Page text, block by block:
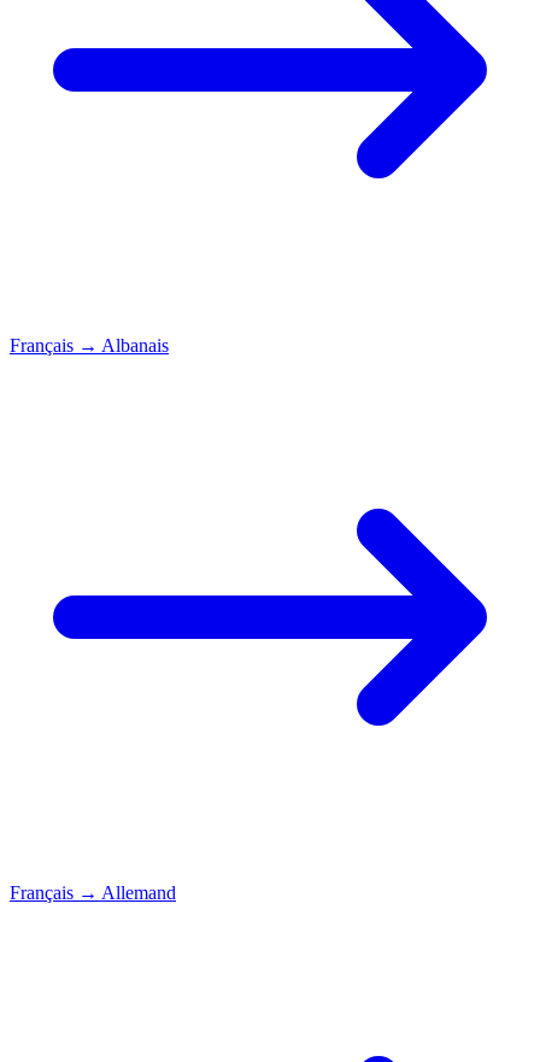
Français → Albanais
Français → Allemand